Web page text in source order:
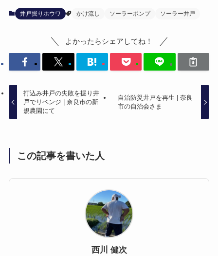
井戸掘りホウワ かけ流し ソーラーポンプ ソーラー井戸
よかったらシェアしてね！
打込み井戸の失敗を掘り井
戸でリベンジ | 奈良市の新
規農園にて
自治防災井戸を再生 | 奈良
市の自治会さま
この記事を書いた人
西川 健次